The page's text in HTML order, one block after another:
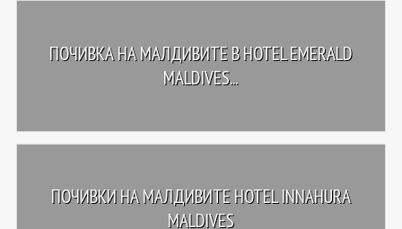
ПОЧИВКА НА МАЛДИВИТЕ В HOTEL EMERALD
MALDIVES...
ПОЧИВКИ НА МАЛДИВИТЕ HOTEL INNAHURA
MALDIVES